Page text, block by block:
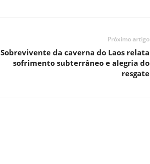
Próximo artigo
Sobrevivente da caverna do Laos relata
sofrimento subterrâneo e alegria do
resgate